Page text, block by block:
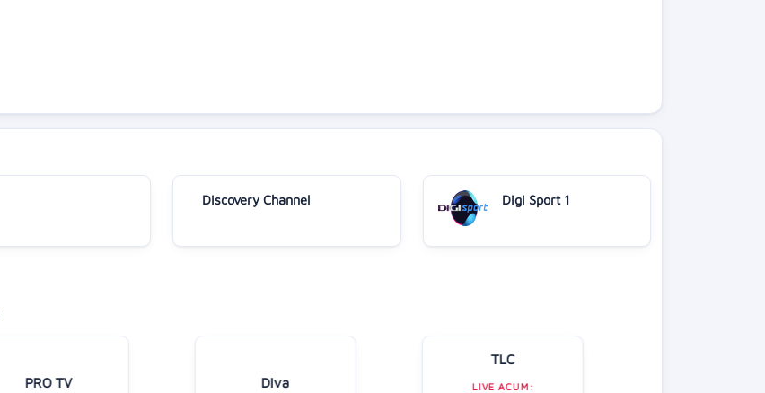
Discovery Channel Digi Sport 1
PRO TV Diva
TLC
LIVE ACUM: